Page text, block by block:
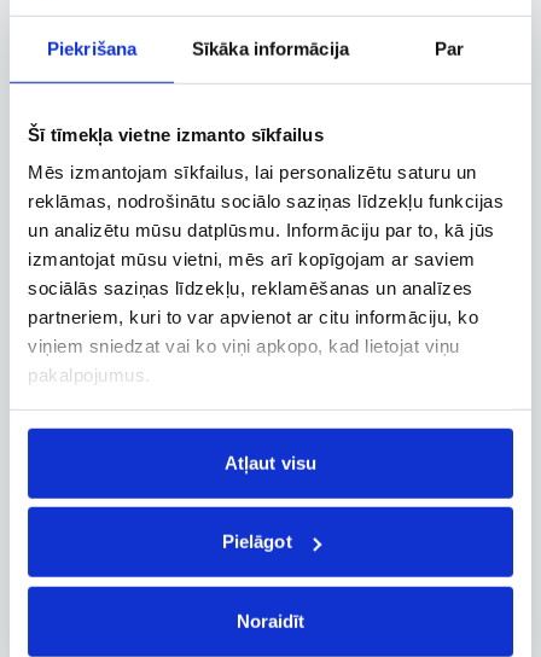
Piekrišana Sīkāka informācija Par
Šī tīmekļa vietne izmanto sīkfailus
Mēs izmantojam sīkfailus, lai personalizētu saturu un
reklāmas, nodrošinātu sociālo saziņas līdzekļu funkcijas
un analizētu mūsu datplūsmu. Informāciju par to, kā jūs
izmantojat mūsu vietni, mēs arī kopīgojam ar saviem
sociālās saziņas līdzekļu, reklamēšanas un analīzes
partneriem, kuri to var apvienot ar citu informāciju, ko
viņiem sniedzat vai ko viņi apkopo, kad lietojat viņu
pakalpojumus.
Atļaut visu
Pielāgot
Noraidīt
Užsakymų valdymas
Verslo paskyra
Verslo, tarnybinių ir darbostogų
skrydžių užsakymai
Skrydžio būsenos ir kitos aktualios
Pigių skrydžių paieška ir lėktuvo bilietų